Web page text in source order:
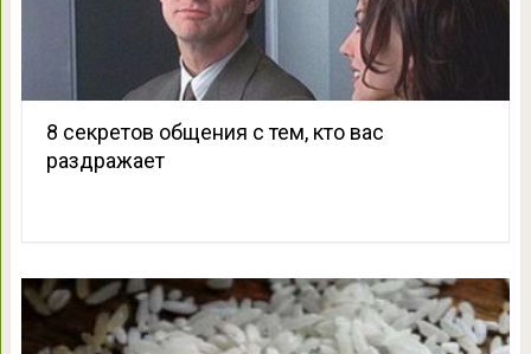
8 секретов общения с тем, кто вас
раздражает